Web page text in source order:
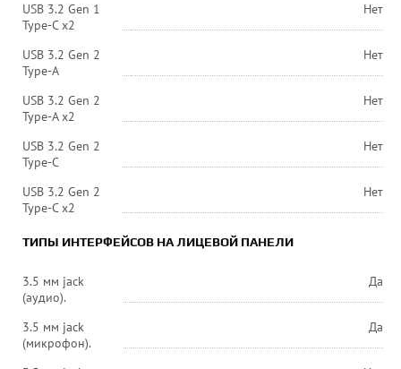
USB 3.2 Gen 1
Type-C x2
Нет
USB 3.2 Gen 2
Type-A
Нет
USB 3.2 Gen 2
Type-A x2
Нет
USB 3.2 Gen 2
Type-C
Нет
USB 3.2 Gen 2
Type-C x2
Нет
ТИПЫ ИНТЕРФЕЙСОВ НА ЛИЦЕВОЙ ПАНЕЛИ
3.5 мм jack
(аудио).
Да
3.5 мм jack
(микрофон).
Да